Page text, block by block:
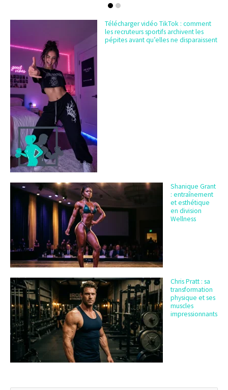
Télécharger vidéo TikTok : comment
les recruteurs sportifs archivent les
pépites avant qu’elles ne disparaissent
Shanique Grant
: entraînement
et esthétique
en division
Wellness
Chris Pratt : sa
transformation
physique et ses
muscles
impressionnants